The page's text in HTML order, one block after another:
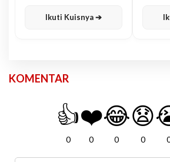
Ikuti Kuisnya ➔
KOMENTAR
👍
0
❤️
0
😂
0
😧
0